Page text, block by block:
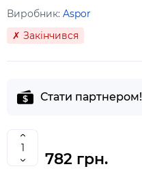
Виробник: Aspor
✗ Закінчився
Стати партнером!
782 грн.